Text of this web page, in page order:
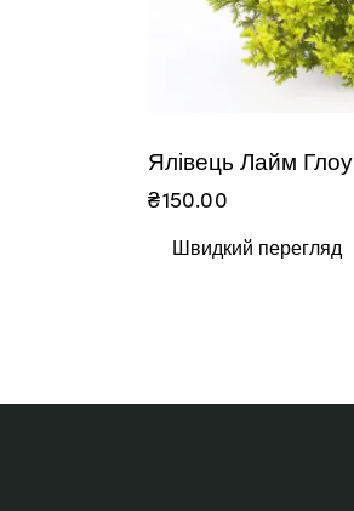
Ялівець Лайм Глоу
₴150.00
Швидкий перегляд